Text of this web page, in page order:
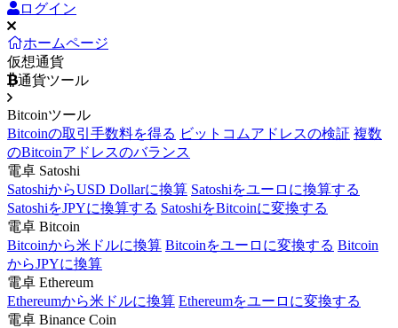
ログイン
ホームページ
仮想通貨
通貨ツール
Bitcoinツール
Bitcoinの取引手数料を得る ビットコムアドレスの検証 複数
のBitcoinアドレスのバランス
電卓 Satoshi
SatoshiからUSD Dollarに換算 Satoshiをユーロに換算する
SatoshiをJPYに換算する SatoshiをBitcoinに変換する
電卓 Bitcoin
Bitcoinから米ドルに換算 Bitcoinをユーロに変換する Bitcoin
からJPYに換算
電卓 Ethereum
Ethereumから米ドルに換算 Ethereumをユーロに変換する
電卓 Binance Coin